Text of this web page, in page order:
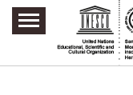
주요메뉴 바로가기
본문 바로가기
하단메뉴 바로가기